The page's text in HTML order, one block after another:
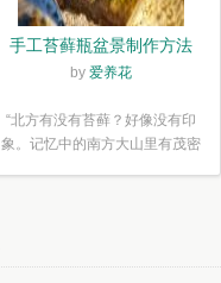
手工苔藓瓶盆景制作方法
by 爱养花
“北方有没有苔藓？好像没有印
象。记忆中的南方大山里有茂密